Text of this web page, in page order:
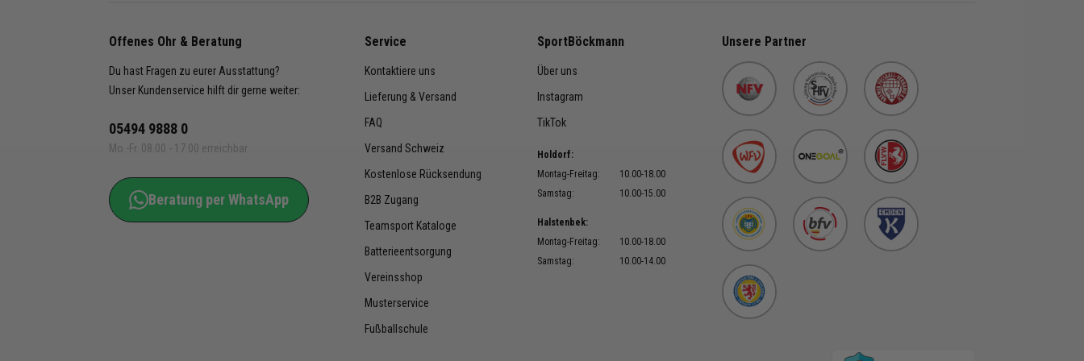
3100705, 3100704
Offenes Ohr & Beratung
Du hast Fragen zu eurer Ausstattung?
Unser Kundenservice hilft dir gerne weiter:
05494 9888 0
Mo.-Fr. 08.00 - 17.00 erreichbar
Beratung per WhatsApp
Service
Kontaktiere uns
Lieferung & Versand
FAQ
Versand Schweiz
Kostenlose Rücksendung
B2B Zugang
Teamsport Kataloge
Batterieentsorgung
Vereinsshop
Musterservice
Fußballschule
SportBöckmann
Über uns
Instagram
TikTok
Holdorf:
Montag-Freitag:
10.00-18.00
Samstag:
10.00-15.00
Halstenbek:
Montag-Freitag:
10.00-18.00
Samstag:
10.00-14.00
Unsere Partner